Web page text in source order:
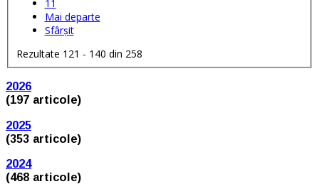
11
Mai departe
Sfârșit
Rezultate 121 - 140 din 258
2026
(197 articole)
2025
(353 articole)
2024
(468 articole)